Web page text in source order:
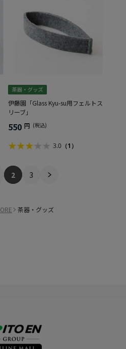
伊藤園「Glass Kyu-su用フェルトス
リーブ」
550 円 (税込)
3.0 （1）
2 3
茶器・グッズ